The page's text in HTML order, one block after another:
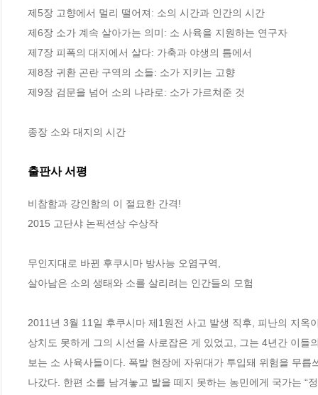
제5장 고향에서 멀리 떨어져: 소의 시간과 인간의 시간
제6장 소가 계속 살아가는 의미: 소 사육을 지원하는 연구자
제7장 피폭의 대지에서 살다: 가축과 야생의 틈에서
제8장 귀환 곤란 구역의 소들: 소가 지키는 고향
제9장 검문을 넘어 소의 나라로: 소가 가르쳐준 것
종장 소와 대지의 시간
출판사 서평
비참함과 강인함의 이 절묘한 간격!
2015 고단샤 논픽션상 수상작
무인지대로 바뀐 후쿠시마 방사능 오염구역,
살아남은 소의 생태와 소를 살리려는 인간들의 모험
2011년 3월 11일 후쿠시마 제1원전 사고 발생 직후, 피난의 지
상치도 못하게 그의 시선을 사로잡은 게 있었고, 그는 4년간 이
보는 소 사육사들이다. 폭발 현장에 자위대가 투입돼 위험을 무
나갔다. 한편 소를 남겨놓고 발을 떼지 못하는 농민에게 국가는 “